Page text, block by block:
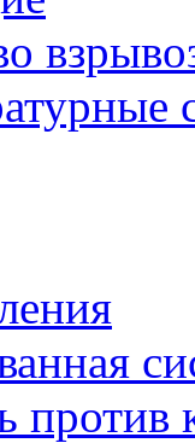
против